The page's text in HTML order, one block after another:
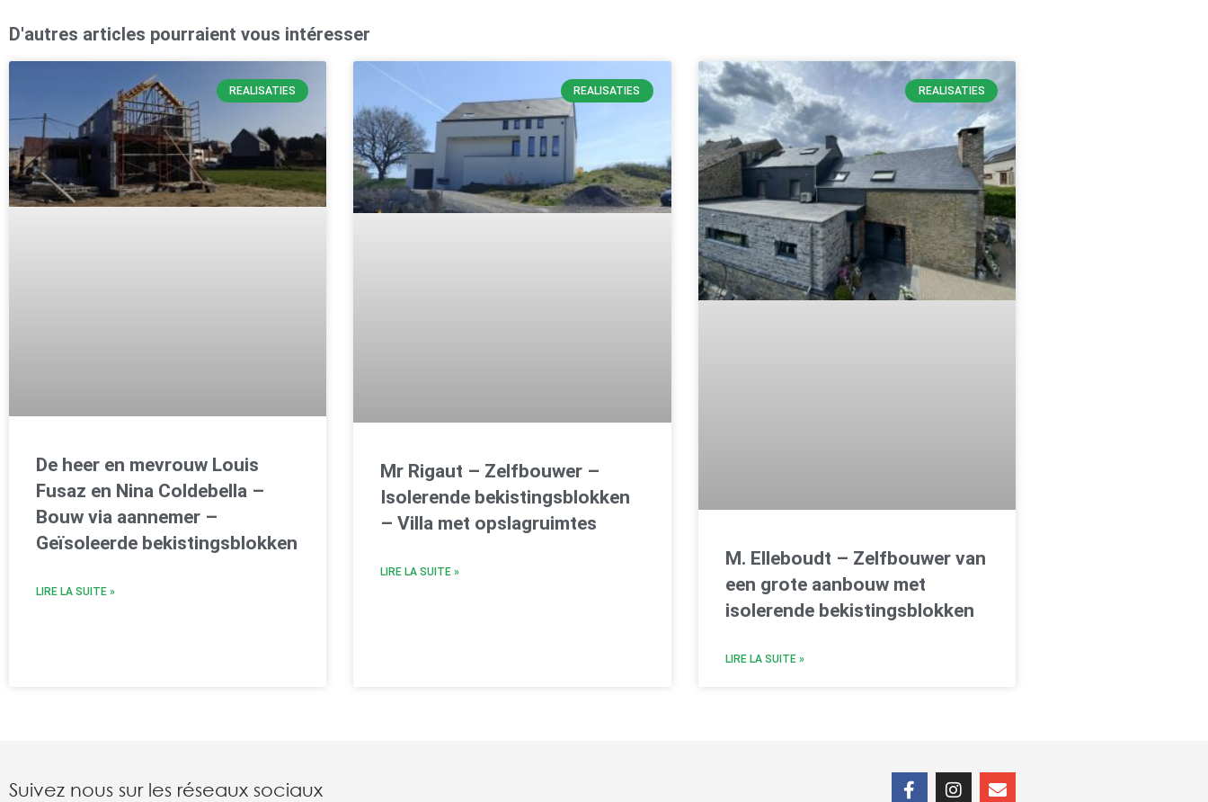
D'autres articles pourraient vous intéresser
REALISATIES
De heer en mevrouw Louis
Fusaz en Nina Coldebella –
Bouw via aannemer –
Geïsoleerde bekistingsblokken
LIRE LA SUITE »
REALISATIES
Mr Rigaut – Zelfbouwer –
Isolerende bekistingsblokken
– Villa met opslagruimtes
LIRE LA SUITE »
REALISATIES
M. Elleboudt – Zelfbouwer van
een grote aanbouw met
isolerende bekistingsblokken
LIRE LA SUITE »
Suivez nous sur les réseaux sociaux